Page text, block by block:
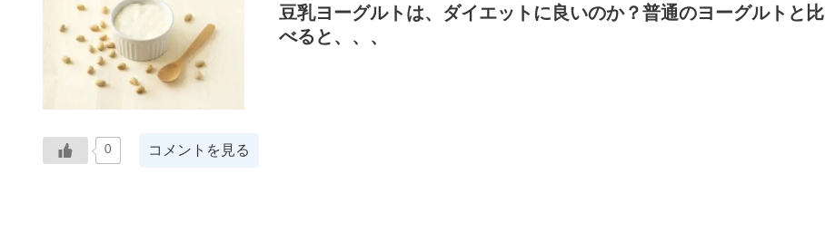
豆乳ヨーグルトは、ダイエットに良いのか？普通のヨーグルトと比
べると、、、
0 コメントを見る